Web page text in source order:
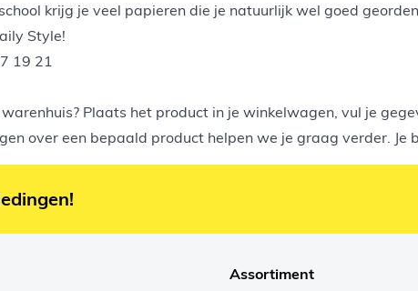
krijg je veel papieren die je natuurlijk wel goed
Style!
19 21
? Plaats het product in je winkelwagen, vul je
over een bepaald product helpen we je graag verder. Je
Assortiment